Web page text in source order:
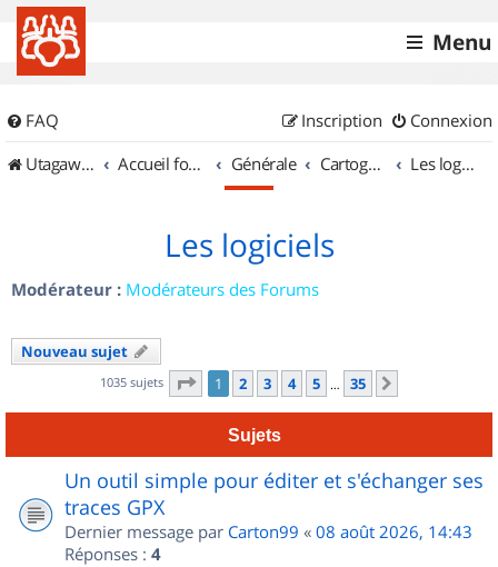
Menu
FAQ Connexion
Inscription
UtagawaVTT (Randos VTT et VTTAE avec traces GPS)
Accueil forum Générale Cartographie et GPS Les logiciels
Les logiciels
Modérateur : Modérateurs des Forums
Nouveau sujet
1035 sujets Page 1sur
1 2 3 4 5 … 35
Sujets
Un outil simple pour éditer et s'échanger ses
traces GPX
Dernier message par Carton99 « 08 août 2026, 14:43
Réponses : 4